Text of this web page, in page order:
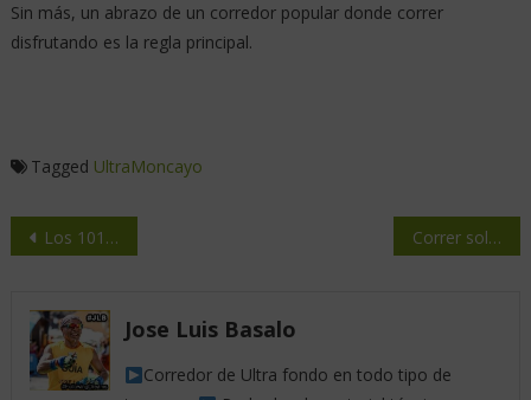
Sin más, un abrazo de un corredor popular donde correr
disfrutando es la regla principal.
Tagged UltraMoncayo
Los 101 km de Ronda by “Capi Teijeiro Perezagua” Correr sola o acompañada
Jose Luis Basalo
Corredor de Ultra fondo en todo tipo de